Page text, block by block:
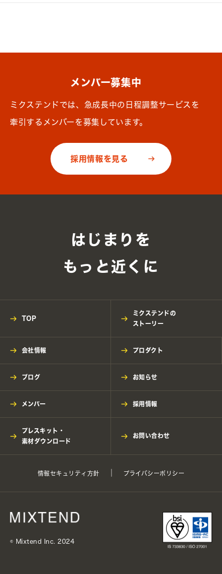
メンバー募集中
ミクステンドでは、急成長中の日程調整サービスを
牽引するメンバーを募集しています。
採用情報を見る
はじまりを
もっと近くに
TOP
ミクステンドの
ストーリー
会社情報 プロダクト
ブログ お知らせ
メンバー 採用情報
プレスキット・
素材ダウンロード
お問い合わせ
情報セキュリティ方針 プライバシーポリシー
©︎ Mixtend Inc. 2024